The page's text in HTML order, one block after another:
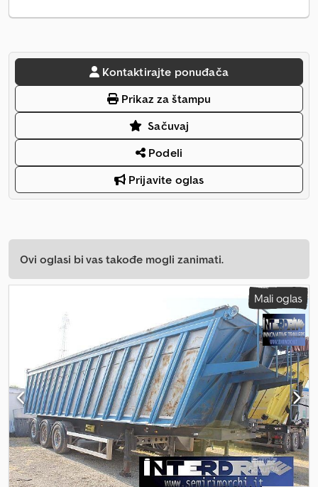
Kontaktirajte ponuđača
Prikaz za štampu
Sačuvaj
Podeli
Prijavite oglas
Ovi oglasi bi vas takođe mogli zanimati.
Mali oglas